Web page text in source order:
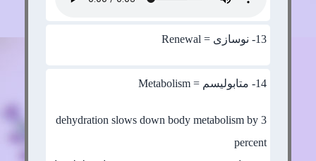
13- نوسازی = Renewal
14- متابولیسم = Metabolism
dehydration slows down body metabolism by 3
percent